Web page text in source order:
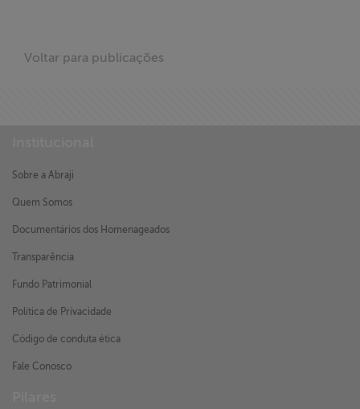
associados
Voltar para publicações
Sobre a Abraji
Quem Somos
Documentários dos Homenageados
Transparência
Fundo Patrimonial
Política de Privacidade
Código de conduta ética
Fale Conosco